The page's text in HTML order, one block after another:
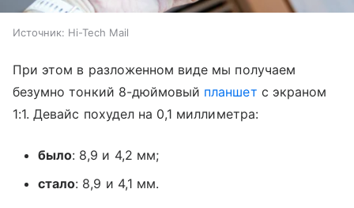
Источник: Hi-Tech Mail
При этом в разложенном виде мы получаем
безумно тонкий 8-дюймовый планшет с экраном
1:1. Девайс похудел на 0,1 миллиметра:
было: 8,9 и 4,2 мм;
стало: 8,9 и 4,1 мм.